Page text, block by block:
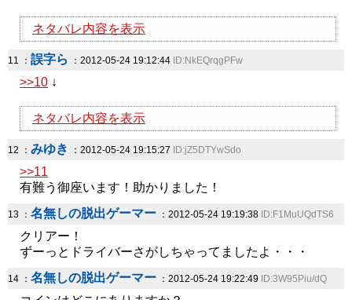
ネタバレ内容を表示
11 ： 誤字ら ：2012-05-24 19:12:44 ID:NkEQrqgPFw
>>10 ↓
ネタバレ内容を表示
12 ： みゆき ：2012-05-24 19:15:27 ID:jZ5DTYwSdo
>>11
有難う御座います！助かりました！
13 ： 名無しの脱出ゲーマー ：2012-05-24 19:19:38 ID:F1MuUQdTS6
クリアー！
ずーっとドライバーさがしちゃってましたよ・・・
14 ： 名無しの脱出ゲーマー ：2012-05-24 19:22:49 ID:3W95Piu/dQ